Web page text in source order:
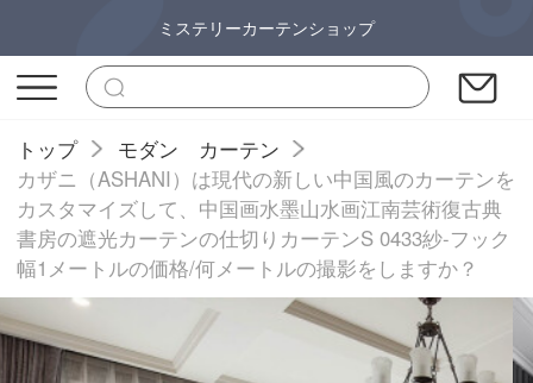
ミステリーカーテンショップ
トップ
モダン カーテン
カザニ（ASHANI）は現代の新しい中国風のカーテンを
カスタマイズして、中国画水墨山水画江南芸術復古典
書房の遮光カーテンの仕切りカーテンS 0433紗-フック
幅1メートルの価格/何メートルの撮影をしますか？